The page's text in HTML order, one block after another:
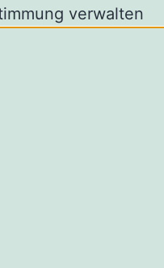
verwalten